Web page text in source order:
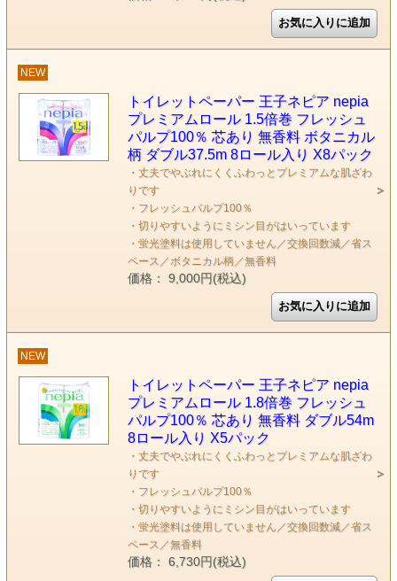
NEW
トイレットペーパー 王子ネピア nepia
プレミアムロール 1.5倍巻 フレッシュ
パルプ100％ 芯あり 無香料 ボタニカル
柄 ダブル37.5m 8ロール入り X8パック
・丈夫でやぶれにくくふわっとプレミアムな肌ざわ
りです
・フレッシュパルプ100％
・切りやすいようにミシン目がはいっています
・蛍光塗料は使用していません／交換回数減／省ス
ペース／ボタニカル柄／無香料
価格： 9,000円(税込)
NEW
トイレットペーパー 王子ネピア nepia
プレミアムロール 1.8倍巻 フレッシュ
パルプ100％ 芯あり 無香料 ダブル54m
8ロール入り X5パック
・丈夫でやぶれにくくふわっとプレミアムな肌ざわ
りです
・フレッシュパルプ100％
・切りやすいようにミシン目がはいっています
・蛍光塗料は使用していません／交換回数減／省ス
ペース／無香料
価格： 6,730円(税込)